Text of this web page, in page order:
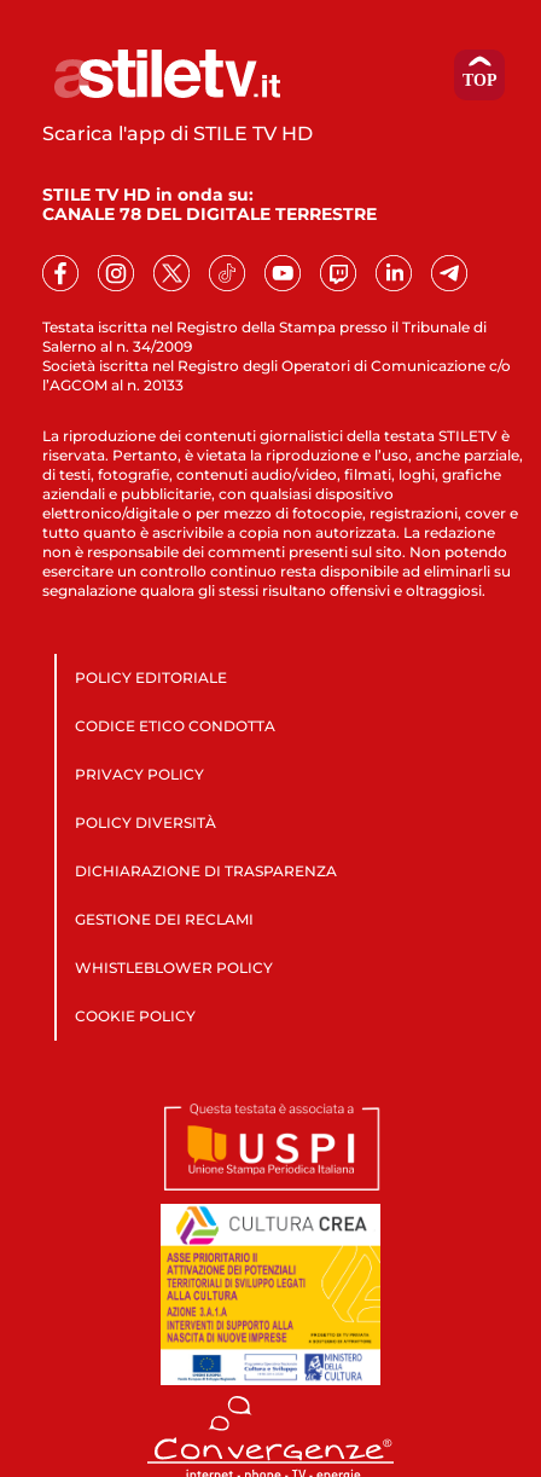
Testata iscritta nel Registro della Stampa presso il Tribunale di
Salerno al n. 34/2009
Società iscritta nel Registro degli Operatori di Comunicazione c/o
l’AGCOM al n. 20133
Scarica l'app di STILE TV HD
STILE TV HD in onda su:
CANALE 78 DEL DIGITALE TERRESTRE
La riproduzione dei contenuti giornalistici della testata STILETV è
riservata. Pertanto, è vietata la riproduzione e l’uso, anche parziale,
di testi, fotografie, contenuti audio/video, filmati, loghi, grafiche
aziendali e pubblicitarie, con qualsiasi dispositivo
elettronico/digitale o per mezzo di fotocopie, registrazioni, cover e
tutto quanto è ascrivibile a copia non autorizzata. La redazione
non è responsabile dei commenti presenti sul sito. Non potendo
esercitare un controllo continuo resta disponibile ad eliminarli su
segnalazione qualora gli stessi risultano offensivi e oltraggiosi.
POLICY EDITORIALE
CODICE ETICO CONDOTTA
PRIVACY POLICY
POLICY DIVERSITÀ
DICHIARAZIONE DI TRASPARENZA
GESTIONE DEI RECLAMI
WHISTLEBLOWER POLICY
COOKIE POLICY